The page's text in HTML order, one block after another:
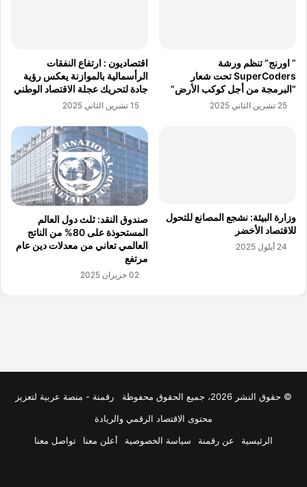
© حقوق النشر 2026، جميع الحقوق محفوظة
رقمنة - منصة عربية لتعزيز
محتوى الاقتصاد الرقمي والريادة
الرئيسية
عن رقمنة سياسة الخصوصية أعلن معنا تواصل معنا